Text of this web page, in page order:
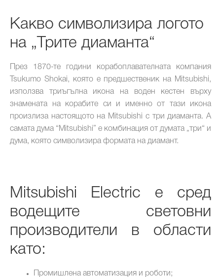
Какво символизира логото
на „Трите диаманта“
През 1870-те години корабоплавателната компания
Tsukumo Shokai, която е предшественик на Mitsubishi,
използва триъгълна икона на воден кестен върху
знамената на корабите си и именно от тази икона
произлиза настоящото на Mitsubishi с три диаманта. А
самата дума “Mitsubishi” е комбинация от думата „три“ и
дума, която символизира формата на диамант.
Mitsubishi Electric е сред
водещите световни
производители в области
като:
Промишлена автоматизация и роботи;